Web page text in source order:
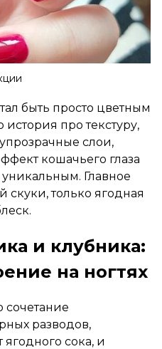
быть просто цветным
про текстуру,
слои,
кошачьего глаза
Главное
скуки, только ягодная
и клубника:
на ногтях
сочетание
разводов,
сока, и